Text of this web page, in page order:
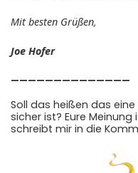
Mit besten Grüßen,
Joe Hofer
——————————————
Soll das heißen das
sicher ist? Eure
schreibt mir in die